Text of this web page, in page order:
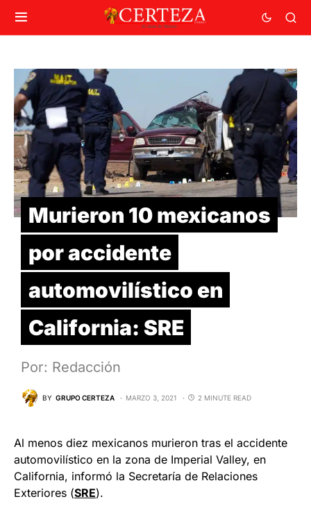
Murieron 10 mexicanos
por accidente
automovilístico en
California: SRE
Por: Redacción
BY GRUPO CERTEZA MARZO 3, 2021 2 MINUTE READ
Al menos diez mexicanos murieron tras el accidente
automovilístico en la zona de Imperial Valley, en
California, informó la Secretaría de Relaciones
Exteriores (SRE).